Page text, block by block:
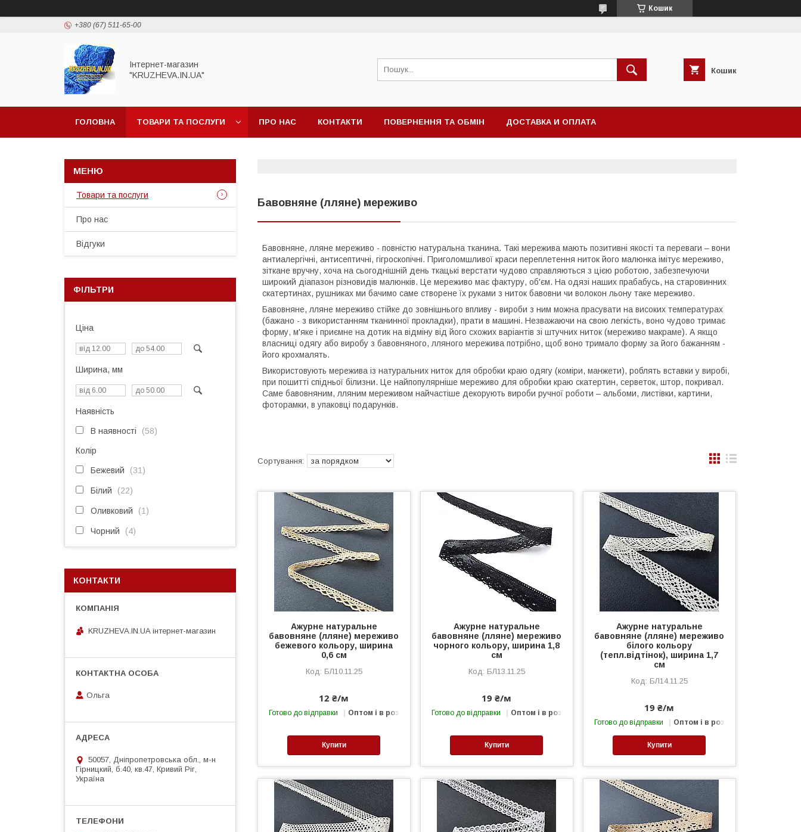
Кошик
+380 (67) 511-65-00
Інтернет-магазин
"KRUZHEVA.IN.UA"
Кошик
ГОЛОВНА ТОВАРИ ТА ПОСЛУГИ ПРО НАС КОНТАКТИ ПОВЕРНЕННЯ ТА ОБМІН ДОСТАВКА И ОПЛАТА
Бавовняне (лляне) мереживо
Бавовняне, лляне мереживо - повністю натуральна тканина. Такі мережива мають позитивні якості та переваги – вони
антиалергічні, антисептичні, гігроскопічні. Приголомшливої ​​краси переплетення ниток його малюнка імітує мереживо,
зіткане вручну, хоча на сьогоднішній день ткацькі верстати чудово справляються з цією роботою, забезпечуючи
широкий діапазон різновидів малюнків. Це мереживо має фактуру, об'єм. На одязі наших прабабусь, на старовинних
скатертинах, рушниках ми бачимо саме створене їх руками з ниток бавовни чи волокон льону таке мереживо.
Бавовняне, лляне мереживо стійке до зовнішнього впливу - вироби з ним можна прасувати на високих температурах
(бажано - з використанням тканинної прокладки), прати в машині. Незважаючи на свою легкість, воно чудово тримає
форму, м'яке і приємне на дотик на відміну від його схожих варіантів зі штучних ниток (мереживо макраме). А якщо
власниці одягу або виробу з бавовняного, лляного мережива потрібно, щоб воно тримало форму за його бажанням -
його крохмалять.
Використовують мережива із натуральних ниток для обробки краю одягу (коміри, манжети), роблять вставки у виробі,
при пошитті спідньої білизни. Це найпопулярніше мереживо для обробки краю скатертин, серветок, штор, покривал.
Саме бавовняним, лляним мереживом найчастіше декорують вироби ручної роботи – альбоми, листівки, картини,
фоторамки, в упаковці подарунків.
Ажурне натуральне
бавовняне (лляне) мереживо
бежевого кольору, ширина
0,6 см
БЛ10.11.25
12 ₴/м
Готово до відправки Оптом і в роздріб
Купити
Ажурне натуральне
бавовняне (лляне) мереживо
чорного кольору, ширина 1,8
см
БЛ13.11.25
19 ₴/м
Готово до відправки Оптом і в роздріб
Купити
Ажурне натуральне
бавовняне (лляне) мереживо
білого кольору
(тепл.відтінок), ширина 1,7
см
БЛ14.11.25
19 ₴/м
Готово до відправки Оптом і в роздріб
Купити
Товари та послуги
Про нас
Відгуки
ФІЛЬТРИ
Ціна
Ширина, мм
Наявність
В наявності 58
Колір
Бежевий 31
Білий 22
Оливковий 1
Чорний 4
КОНТАКТИ
KRUZHEVA.IN.UA інтернет-магазин
Ольга
50057, Дніпропетровська обл., м-н
Гірницкий, б.40, кв.47, Кривий Ріг,
Україна